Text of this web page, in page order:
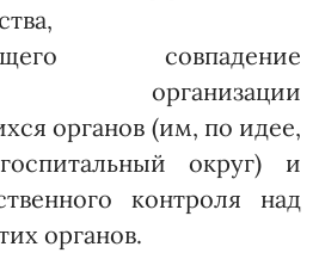
совпадение
органов (им, по идее,
округ) и
контроля над
органов.